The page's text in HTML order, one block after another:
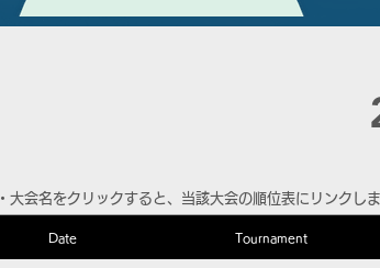
・大会名をクリックすると、当該大会の順位表にリンクしま
Date Tournament